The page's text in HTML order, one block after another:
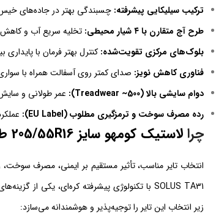
ترکیب سیلیکایی پیشرفته: چسبندگی بهتر در جاده‌های
طرح آج متقارن با ۴ شیار محیطی:
تخلیه سریع آب و
بلوک‌های مرکزی تقویت‌شده: کنترل بهتر فرمان با
فناوری کاهش نویز: صدای کمتر روی آسفالت همراه با
دوام سایشی بالا (Treadwear ~500):
عمر طولانی و
رده مصرف سوخت و ترمزگیری مطلوب (EU Label):
چرا لاستیک کومهو سایز 205/55R16 طرح گل SOLUS TA31
زیر انتخاب این تایر را توجیه‌پذیر و هوشمندانه می‌سازد: